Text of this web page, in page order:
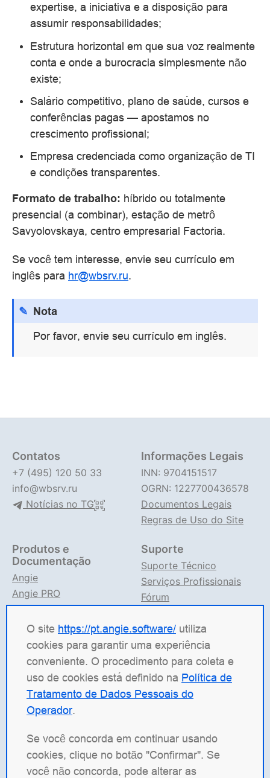
expertise, a iniciativa e a disposição para
assumir responsabilidades;
Estrutura horizontal em que sua voz realmente
conta e onde a burocracia simplesmente não
existe;
Salário competitivo, plano de saúde, cursos e
conferências pagas — apostamos no
crescimento profissional;
Empresa credenciada como organização de TI
e condições transparentes.
Formato de trabalho: híbrido ou totalmente
presencial (a combinar), estação de metrô
Savyolovskaya, centro empresarial Factoria.
Se você tem interesse, envie seu currículo em
inglês para hr@wbsrv.ru.
Nota
Por favor, envie seu currículo em inglês.
O site https://pt.angie.software/ utiliza
cookies para garantir uma experiência
conveniente. O procedimento para coleta e
uso de cookies está definido na Política de
Tratamento de Dados Pessoais do
Operador.
Se você concorda em continuar usando
cookies, clique no botão "Confirmar". Se
você não concorda, pode alterar as
Contatos
+7 (495) 120 50 33
info@wbsrv.ru
Notícias no TG
Informações Legais
INN: 9704151517
OGRN: 1227700436578
Documentos Legais
Regras de Uso do Site
Produtos e
Documentação
Angie
Angie PRO
ANIC
Documentação Angie
Suporte
Suporte Técnico
Serviços Profissionais
Fórum
Angie Software(Web Server, LLC) é uma empresa
russa de TI especializada em soluções para sistemas
de alta carga. Nossos produtos incluem a plataforma
de balanceamento de carga
Delivery Controller), o servidor web
Angie Ingress Controller(ANIC), uma solução de
gerenciamento de tráfego para aplicações
conteinerizadas em Kubernetes. Temos especial